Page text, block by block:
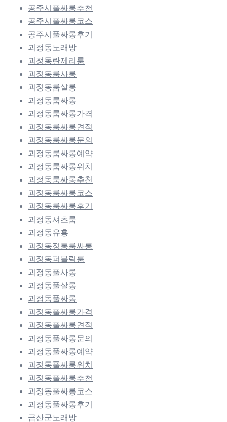
공주시풀싸롱추천
공주시풀싸롱코스
공주시풀싸롱후기
괴정동노래방
괴정동란제리룸
괴정동룸사롱
괴정동룸살롱
괴정동룸싸롱
괴정동룸싸롱가격
괴정동룸싸롱견적
괴정동룸싸롱문의
괴정동룸싸롱예약
괴정동룸싸롱위치
괴정동룸싸롱추천
괴정동룸싸롱코스
괴정동룸싸롱후기
괴정동셔츠룸
괴정동유흥
괴정동정통룸싸롱
괴정동퍼블릭룸
괴정동풀사롱
괴정동풀살롱
괴정동풀싸롱
괴정동풀싸롱가격
괴정동풀싸롱견적
괴정동풀싸롱문의
괴정동풀싸롱예약
괴정동풀싸롱위치
괴정동풀싸롱추천
괴정동풀싸롱코스
괴정동풀싸롱후기
금산군노래방